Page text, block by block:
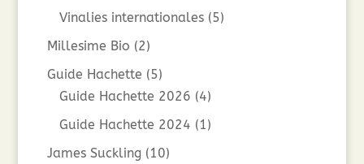
Vinalies internationales (5)
Millesime Bio (2)
Guide Hachette (5)
Guide Hachette 2026 (4)
Guide Hachette 2024 (1)
James Suckling (10)